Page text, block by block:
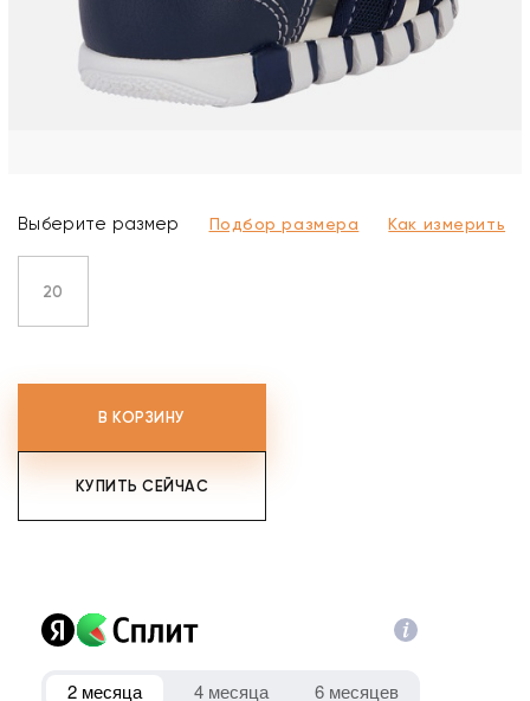
Выберите размер Подбор размера Как измерить
20
В КОРЗИНУ
КУПИТЬ СЕЙЧАС